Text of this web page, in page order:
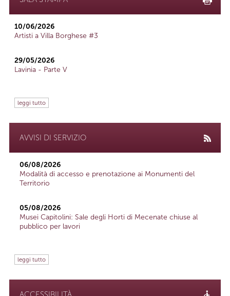
10/06/2026
Artisti a Villa Borghese #3
29/05/2026
Lavinia - Parte V
leggi tutto
AVVISI DI SERVIZIO
06/08/2026
Modalità di accesso e prenotazione ai Monumenti del
Territorio
05/08/2026
Musei Capitolini: Sale degli Horti di Mecenate chiuse al
pubblico per lavori
leggi tutto